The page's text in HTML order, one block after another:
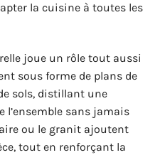
la cuisine à toutes les
joue un rôle tout aussi
sous forme de plans de
sols, distillant une
l’ensemble sans jamais
ou le granit ajoutent
tout en renforçant la